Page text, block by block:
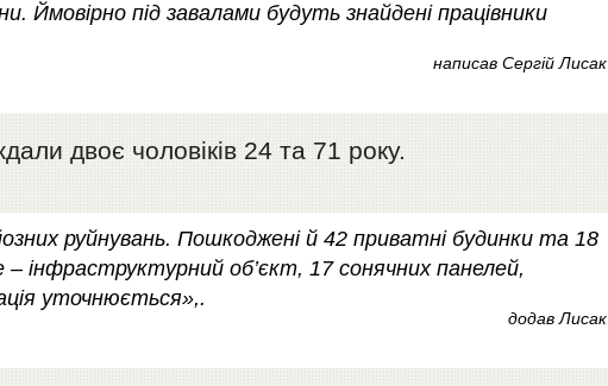
Ймовірно під завалами будуть знайдені працівники
написав Сергій Лисак
двоє чоловіків 24 та 71 року.
руйнувань. Пошкоджені й 42 приватні будинки та 18
інфраструктурний об’єкт, 17 сонячних панелей,
уточнюється»,
додав Лисак
.